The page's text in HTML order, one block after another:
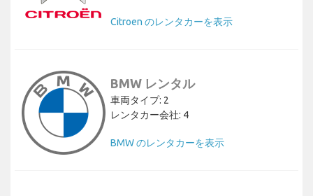
Citroen のレンタカーを表示
BMW レンタル
車両タイプ: 2
レンタカー会社: 4
BMW のレンタカーを表示